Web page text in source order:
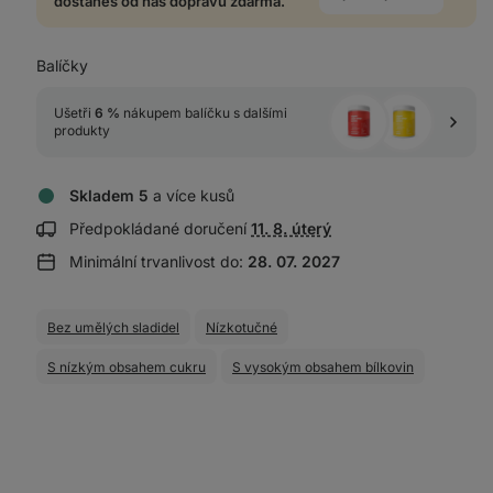
Balíčky
Ušetři 6 % nákupem balíčku s dalšími
produkty
Skladem 5 a více kusů
Předpokládané doručení Zobrazit
o
11. 8. úterý
Minimální trvanlivost do: 28. 07. 2027
Bez umělých sladidel Nízkotučné
S nízkým obsahem cukru S vysokým obsahem bílkovin